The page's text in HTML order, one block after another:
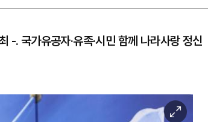
-. 국가유공자·유족·시민 함께 나라사랑 정신
이